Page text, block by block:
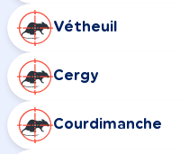
Vétheuil
Cergy
Courdimanche